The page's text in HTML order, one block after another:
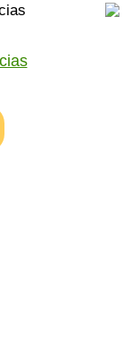
Producto
Tiene